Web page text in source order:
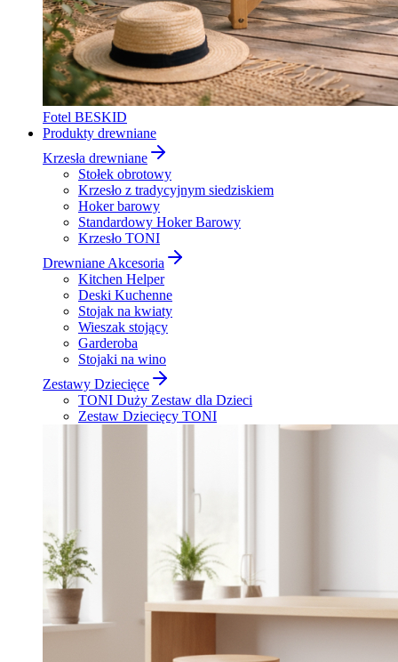
Fotel BESKID
Produkty drewniane
Krzesła drewniane
Stołek obrotowy
Krzesło z tradycyjnym siedziskiem
Hoker barowy
Standardowy Hoker Barowy
Krzesło TONI
Drewniane Akcesoria
Kitchen Helper
Deski Kuchenne
Stojak na kwiaty
Wieszak stojący
Garderoba
Stojaki na wino
Zestawy Dziecięce
TONI Duży Zestaw dla Dzieci
Zestaw Dziecięcy TONI